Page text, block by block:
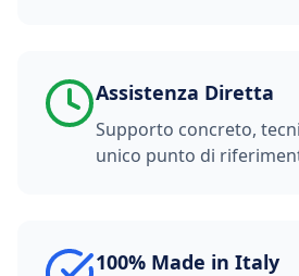
Assistenza Diretta
Supporto concreto,
unico punto di
100% Made in Italy